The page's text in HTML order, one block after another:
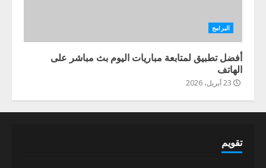
البرامج
أفضل تطبيق لمتابعة مباريات اليوم بث مباشر على
الهاتف
تقويم